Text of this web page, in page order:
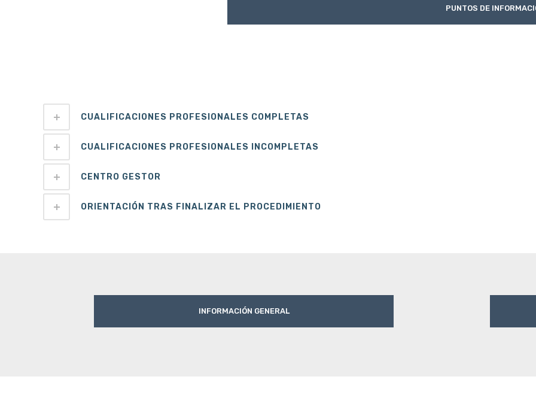
PUNTOS DE
CUALIFICACIONES PROFESIONALES COMPLETAS
CUALIFICACIONES PROFESIONALES INCOMPLETAS
CENTRO GESTOR
ORIENTACIÓN TRAS FINALIZAR EL PROCEDIMIENTO
INFORMACIÓN GENERAL